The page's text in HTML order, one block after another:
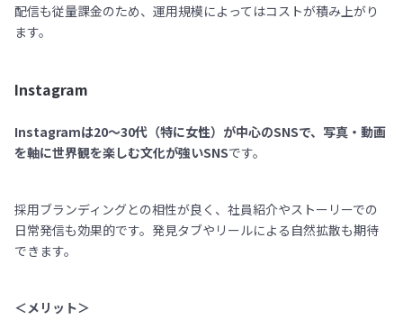
配信も従量課金のため、運用規模によってはコストが積み上がり
ます。
Instagram
Instagramは20〜30代（特に女性）が中心のSNSで、写真・動画
を軸に世界観を楽しむ文化が強いSNSです。
採用ブランディングとの相性が良く、社員紹介やストーリーでの
日常発信も効果的です。発見タブやリールによる自然拡散も期待
できます。
＜メリット＞